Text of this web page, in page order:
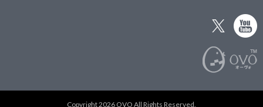
Copyright 2026 OVO All Rights Reserved.